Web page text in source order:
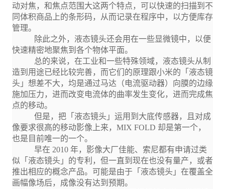
动对焦，和焦点范围大这两个特点，可以快速的扫描到不
同体积商品上的条形码，从而记录在程序中，以方便库存
管理。
除此之外，液态镜头还会用在一些显微镜中，以便
快速精密地聚焦到各个物体平面。
总的来说，在工业和一些特殊领域，液态镜头从制
造到用途已经比较完善，而它们的原理跟小米的「液态镜
头」想差不大，均是通过马达（电流驱动器）向膜的边缘
施加压力，进而改变电流体的曲率发生变化，进而完成焦
点的移动。
但是，把「液态镜头」运用到大底传感器，且对成
像要求很高的移动影像上来，MIX FOLD 却是第一个，
也是目前唯一的一个。
早在 2010 年，影像大厂佳能、索尼都有申请过类
似「液态镜头」的专利，但一直到现在也没有量产，或者
推出相应的概念产品。可能是由于「液态镜头」在覆盖全
画幅像场后，成像没有达到预期。